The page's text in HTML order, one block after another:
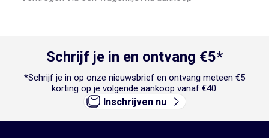
Schrijf je in en ontvang €5*
*Schrijf je in op onze nieuwsbrief en ontvang meteen €5
korting op je volgende aankoop vanaf €40.
Inschrijven nu